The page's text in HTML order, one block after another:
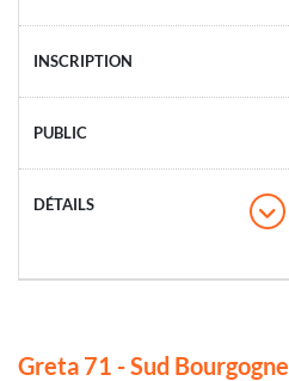
Greta 71 - Sud Bourgogne